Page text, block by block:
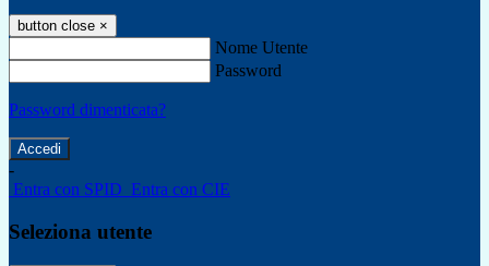
button close ×
Nome Utente
Password
Password dimenticata?
-
Entra con SPID Entra con CIE
Seleziona utente